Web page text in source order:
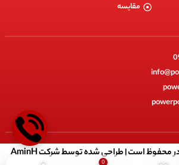
مقایسه
محفوظ است |طراحی شده توسط شرکت AminH
0